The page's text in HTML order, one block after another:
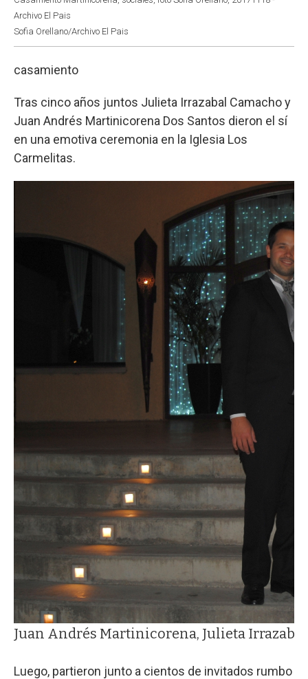
Archivo El Pais
Sofia Orellano/Archivo El Pais
casamiento
Tras cinco años juntos Julieta Irrazabal Camacho y
Juan Andrés Martinicorena Dos Santos dieron el sí
en una emotiva ceremonia en la Iglesia Los
Carmelitas.
Juan Andrés Martinicorena, Julieta
Luego, partieron junto a cientos de invitados rumbo